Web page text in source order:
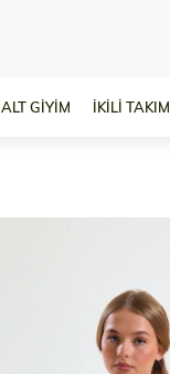
ALT GİYİM İKİLİ TAKIM